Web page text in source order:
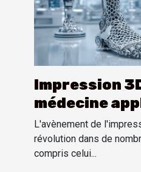
Impression
médecine
perspectives
prothèses
L'avènement de
révolution dans de
compris celui...